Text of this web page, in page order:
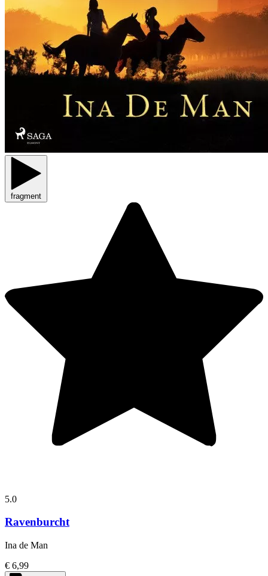
fragment
5.0
Ravenburcht
Ina de Man
€ 6,99